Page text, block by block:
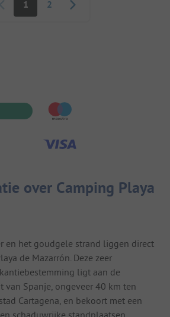
1 2
over Camping Playa
en het goudgele strand liggen direct
de Mazarrón. Deze zeer
ligt aan de
van Spanje, ongeveer 40 km ten
Cartagena, en bekoort met een